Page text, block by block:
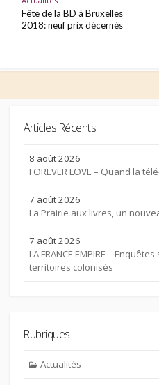
Fête de la BD à Bruxelles
2018: neuf prix décernés
Articles Récents
8 août 2026
FOREVER LOVE – Quand la
7 août 2026
La Prairie aux livres, un
7 août 2026
LA FRANCE EMPIRE –
territoires colonisés
Rubriques
Actualités